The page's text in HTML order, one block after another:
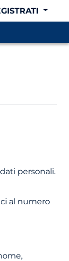
personali.
al numero